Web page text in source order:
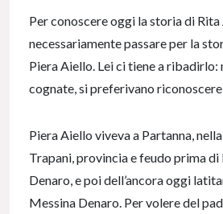
Per conoscere oggi la storia di
necessariamente passare per la
Piera Aiello. Lei ci tiene a
cognate, si preferivano
Piera Aiello viveva a Partanna,
Trapani, provincia e feudo prima
Denaro, e poi dell’ancora oggi
Messina Denaro. Per volere del